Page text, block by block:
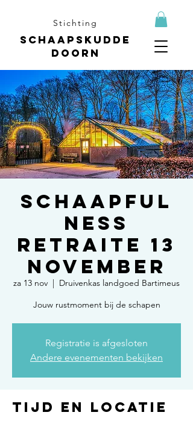
Schaapskudde
Doorn
Stichting
Schaapful
ness
retraite 13
november
za 13 nov
  |
Druivenkas landgoed Bartimeus
Jouw rustmoment bij de schapen
Registratie is afgesloten
Andere evenementen bekijken
Tijd en locatie